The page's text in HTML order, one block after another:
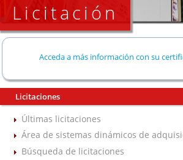
Licitación
Acceda a más información con su
Licitaciones
Últimas licitaciones
Área de sistemas dinámicos de
Búsqueda de licitaciones